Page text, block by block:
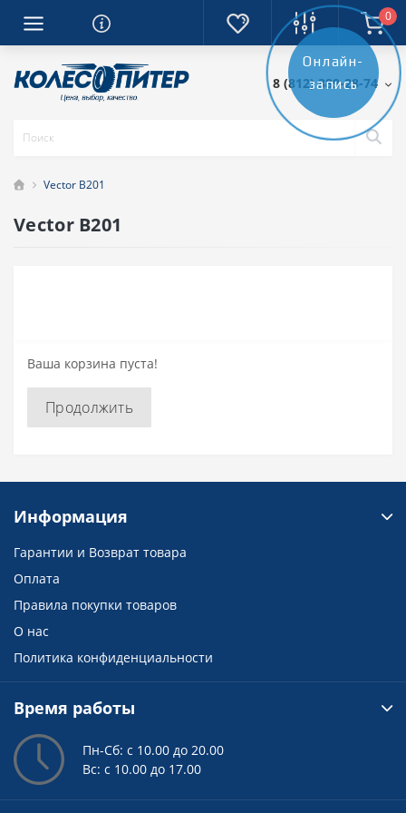
0
8 (812) 389-28-74
Vector B201
Vector B201
Ваша корзина пуста!
Продолжить
Онлайн-
запись
Информация
Гарантии и Возврат товара
Оплата
Правила покупки товаров
О нас
Политика конфиденциальности
Время работы
Пн-Сб: с 10.00 до 20.00
Вс: с 10.00 до 17.00